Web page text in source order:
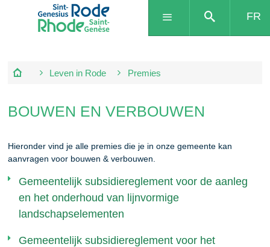
FR
Leven in Rode Premies
BOUWEN EN VERBOUWEN
Hieronder vind je alle premies die je in onze gemeente kan
aanvragen voor bouwen & verbouwen.
Gemeentelijk subsidiereglement voor de aanleg
en het onderhoud van lijnvormige
landschapselementen
Gemeentelijk subsidiereglement voor het